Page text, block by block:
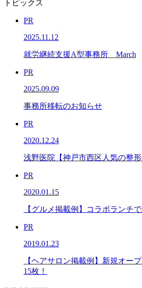
トピックス
PR
2025.11.12
就労継続支援A型事務所 March
PR
2025.09.09
事務所移転のお知らせ
PR
2020.12.24
浅野医院【神戸市西区人気の整形
PR
2020.01.15
【グルメ掲載例】コラボランチ
PR
2019.01.23
【ヘアサロン掲載例】新規オー
15枚！